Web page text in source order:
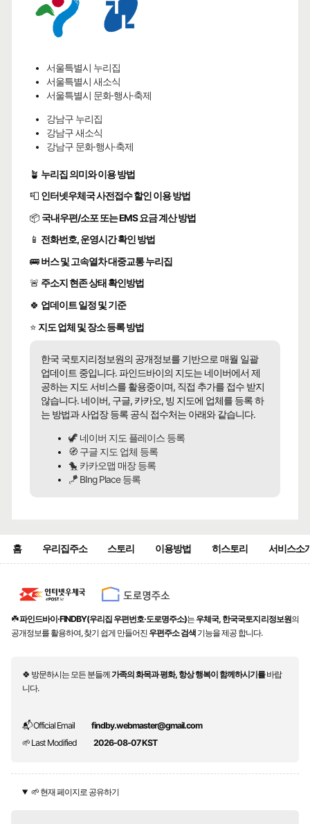
서울특별시 누리집
서울특별시 새소식
서울특별시 문화·행사·축제
강남구 누리집
강남구 새소식
강남구 문화·행사·축제
🪴 누리집 의미와 이용 방법
📮 인터넷우체국 사전접수 할인 이용 방법
📦 국내우편/소포 또는 EMS 요금 계산 방법
📱 전화번호, 운영시간 확인 방법
🚌버스 및 고속열차 대중교통 누리집
🚨 주소지 현존 상태 확인방법
🍀 업데이트 일정 및 기준
⭐ 지도 업체 및 장소 등록 방법
한국 국토지리정보원의 공개정보를 기반으로 매월 일괄
업데이트 중입니다. 파인드바이의 지도는 네이버에서 제
공하는 지도 서비스를 활용중이며, 직접 추가를 접수 받지
않습니다. 네이버, 구글, 카카오, 빙 지도에 업체를 등록 하
는 방법과 사업장 등록 공식 접수처는 아래와 같습니다.
🦖 네이버 지도 플레이스 등록
🧭 구글 지도 업체 등록
🐤 카카오맵 매장 등록
🪁 BIng Place 등록
홈 우리집주소 스토리 이용방법 히스토리 서비스소
☘️파인드바이·FINDBY(우리집 우편번호·도로명주소)는 우체국, 한국국토지리정보원의
공개정보를 활용하여, 찾기 쉽게 만들어진 우편주소 검색 기능을 제공 합니다.
🍀 방문하시는 모든 분들께가족의 화목과 평화, 항상 행복이 함께하시기를바랍
니다.
📬 Official Email
findby.webmaster@gmail.com
🌱 Last Modified
2026-08-07 KST
🌱 현재 페이지로 공유하기